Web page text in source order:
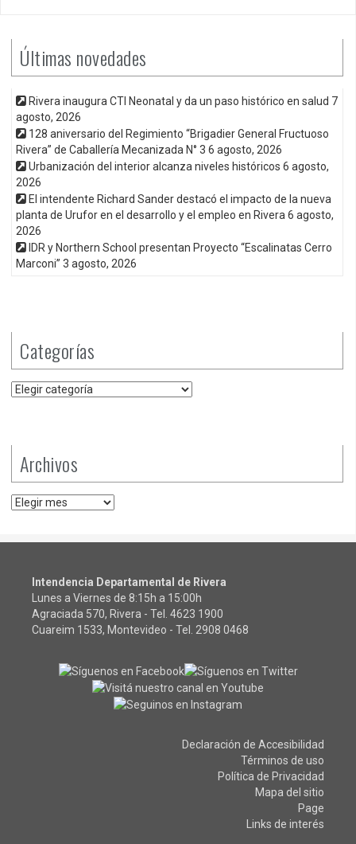
Últimas novedades
Rivera inaugura CTI Neonatal y da un paso histórico en salud 7
agosto, 2026
128 aniversario del Regimiento “Brigadier General Fructuoso
Rivera” de Caballería Mecanizada N° 3 6 agosto, 2026
Urbanización del interior alcanza niveles históricos 6 agosto,
2026
El intendente Richard Sander destacó el impacto de la nueva
planta de Urufor en el desarrollo y el empleo en Rivera6 agosto,
2026
IDR y Northern School presentan Proyecto “Escalinatas Cerro
Marconi” 3 agosto, 2026
Categorías
Categorías
Archivos
Archivos
Intendencia Departamental de Rivera
Lunes a Viernes de 8:15h a 15:00h
Agraciada 570, Rivera - Tel. 4623 1900
Cuareim 1533, Montevideo - Tel. 2908 0468
Declaración de Accesibilidad
Términos de uso
Política de Privacidad
Mapa del sitio
Page
Links de interés